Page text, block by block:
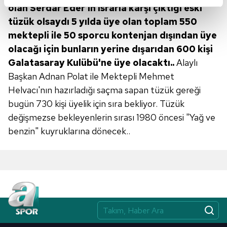
kalemimiz olduğunu sizlere hatırlatmak isteriz.
Her halükârda, kullanıcılar, bu çerezlere izin vermedikleri
takdirde, kullanıcılara hedefli reklamlar
gösterilmeyecektir."
Sizlere daha iyi bir hizmet sunabilmek için İnternet
Sitemizde kendimize ve üçüncü kişilere ait çerezler
kullanılmaktadır. Bu çerezler vasıtasıyla çeşitli kişisel
verileriniz işlenmekte olup gerekli olan çerezler bilgi
toplumu hizmetlerinin sunulması amacıyla
sınırlı olarak açık rızanız dahilinde kullanılacaktır.
Çerezlere ilişkin tercihlerinizi aşağıda yer alan panel
vasıtasıyla belirleyebilirsiniz. Çerezlere ilişkin detaylı bilgi
olan Serdar Eder'in ısrarla karşı çıktığı eski
tüzük olsaydı 5 yılda üye olan toplam 550
mektepli ile 50 sporcu kontenjan dışından üye
olacağı için bunların yerine dışarıdan 600 kişi
Galatasaray Kulübü'ne üye olacaktı..Alaylı
Başkan Adnan Polat ile Mektepli Mehmet
Helvacı'nın hazırladığı saçma sapan tüzük gereği
bugün 730 kişi üyelik için sıra bekliyor. Tüzük
değişmezse bekleyenlerin sırası 1980 öncesi "Yağ ve
benzin" kuyruklarına dönecek..